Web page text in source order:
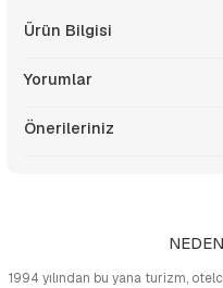
Ürün Bilgisi
Yorumlar
Önerileriniz
1994 yılından bu yana turizm,